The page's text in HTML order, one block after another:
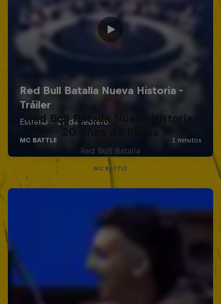
Red Bull Batalla Nueva Historia:
20 Años de Rimas
Red Bull Batalla
MC BATTLE